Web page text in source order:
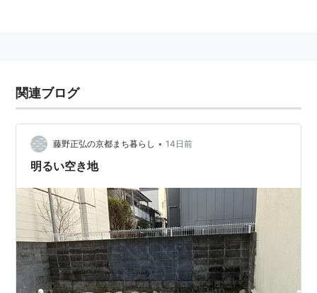
関連ブログ
藤野正弘の京都まち暮らし • 14日前
明るい空き地